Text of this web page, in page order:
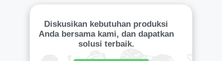
Diskusikan kebutuhan produksi
Anda bersama kami, dan dapatkan
solusi terbaik.